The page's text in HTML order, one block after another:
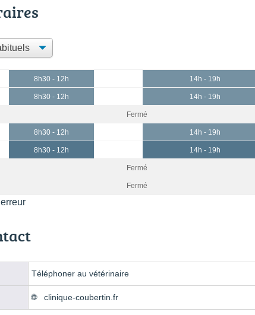
8h30 - 12h 14h - 19h
8h30 - 12h 14h - 19h
Fermé
8h30 - 12h 14h - 19h
8h30 - 12h 14h - 19h
Fermé
Fermé
Téléphoner au vétérinaire
clinique-coubertin.fr